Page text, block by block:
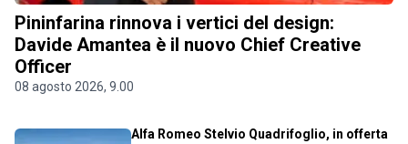
Pininfarina rinnova i vertici del design:
Davide Amantea è il nuovo Chief Creative
Officer
08 agosto 2026, 9.00
Alfa Romeo Stelvio Quadrifoglio, in offerta